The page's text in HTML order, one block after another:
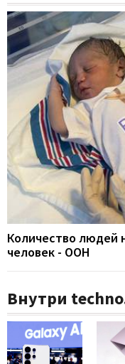
Количество людей
человек - ООН
Внутри